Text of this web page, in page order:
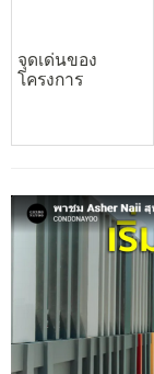
จุดเด่นของ
โครงการ